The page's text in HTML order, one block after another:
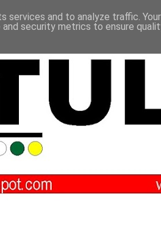
and to analyze traffic.
security metrics to ensure